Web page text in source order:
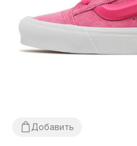
Добавить